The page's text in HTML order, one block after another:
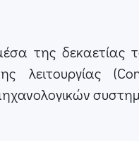
της δεκαετίας
λειτουργίας